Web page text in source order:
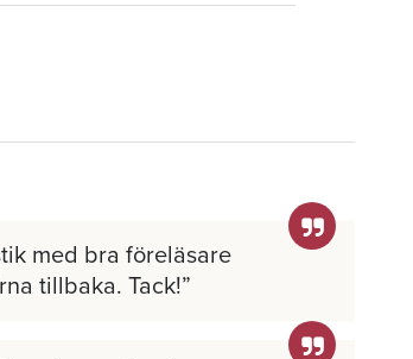
med bra föreläsare
tillbaka. Tack!